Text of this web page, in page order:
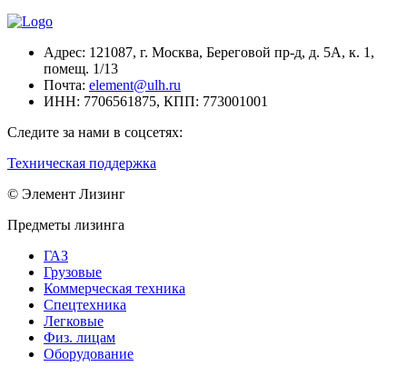
Адрес: 121087, г. Москва, Береговой пр-д, д. 5А, к. 1,
помещ. 1/13
Почта: element@ulh.ru
ИНН: 7706561875, КПП: 773001001
Следите за нами в соцсетях:
Техническая поддержка
© Элемент Лизинг
Предметы лизинга
ГАЗ
Грузовые
Коммерческая техника
Спецтехника
Легковые
Физ. лицам
Оборудование